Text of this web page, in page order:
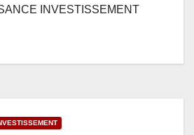
INVESTISSEMENT